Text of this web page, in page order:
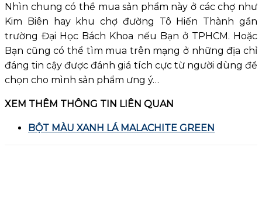
Nhìn chung có thề mua sản phẩm này ở các chợ như
Kim Biên hay khu chợ đường Tô Hiến Thành gần
trường Đại Học Bách Khoa nếu Bạn ở TPHCM. Hoặc
Bạn cũng có thể tìm mua trên mạng ở những địa chỉ
đáng tin cậy được đánh giá tích cực từ người dùng để
chọn cho mình sản phẩm ưng ý…
XEM THÊM THÔNG TIN LIÊN QUAN
BỘT MÀU XANH LÁ MALACHITE GREEN